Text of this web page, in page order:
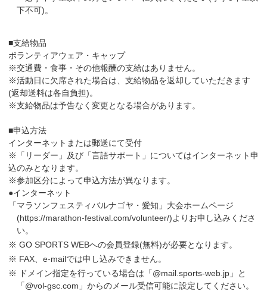
下不可)。
■支給物品
ボランティアウェア・キャップ
※交通費・食事・その他報酬の支給はありません。
※活動日に欠席された場合は、支給物品を返却していただきます
(返却送料は各自負担)。
※支給物品は予告なく変更となる場合があります。
■申込方法
インターネットまたは郵送にて受付
※「リーダー」及び「言語サポート」についてはインターネット申
込のみとなります。
※参加区分によって申込方法が異なります。
●インターネット
「マラソンフェスティバルナゴヤ・愛知」大会ホームページ
(https://marathon-festival.com/volunteer/)よりお申し込みくださ
い。
※ GO SPORTS WEBへの会員登録(無料)が必要となります。
※ FAX、e-mailでは申し込みできません。
※ ドメイン指定を行っている場合は「@mail.sports-web.jp」と
「@vol-ɡsc.com」からのメール受信可能に設定してください。